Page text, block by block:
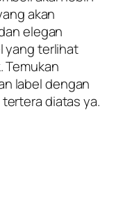
akan
elegan
yang terlihat
Temukan
label dengan
diatas ya.